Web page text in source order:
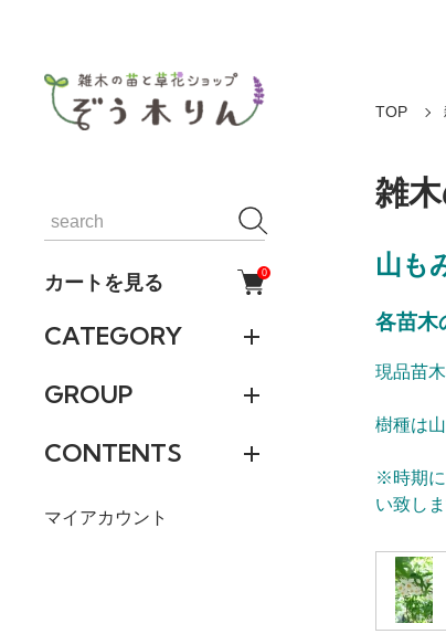
カートを見る 0
CATEGORY
GROUP
CONTENTS
マイアカウント
TOP
雑
山も
各苗木
現品苗
樹種は
※時期に
い致しま